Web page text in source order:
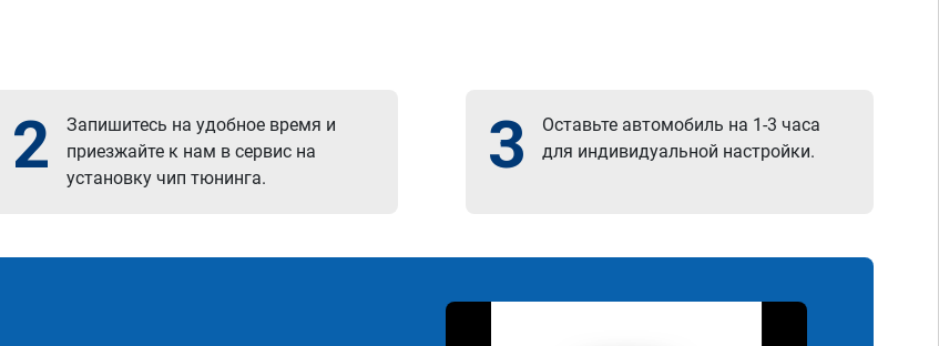
2
Запишитесь на удобное время и
приезжайте к нам в сервис на
установку чип тюнинга.
3
Оставьте автомобиль на 1-3 часа
для индивидуальной настройки.